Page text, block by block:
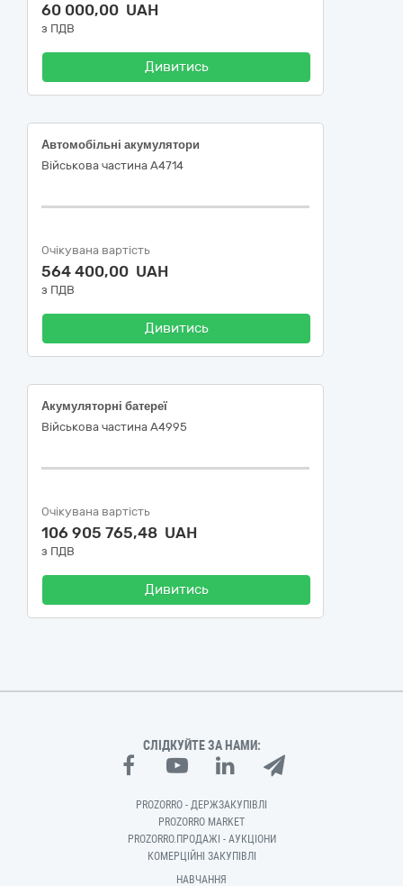
60 000,00 UAH
з ПДВ
Дивитись
Автомобільні акумулятори
Військова частина А4714
Очікувана вартість
564 400,00 UAH
з ПДВ
Дивитись
Акумуляторні батереї
Військова частина А4995
Очікувана вартість
106 905 765,48 UAH
з ПДВ
Дивитись
СЛІДКУЙТЕ ЗА НАМИ:
PROZORRO - ДЕРЖЗАКУПІВЛІ
PROZORRO MARKET
PROZORRO.ПРОДАЖІ - АУКЦІОНИ
КОМЕРЦІЙНІ ЗАКУПІВЛІ
НАВЧАННЯ